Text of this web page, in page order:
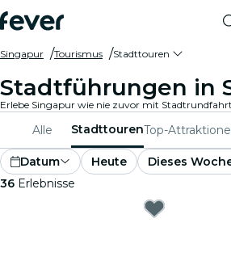
Singapur Tourismus Stadttouren
Stadtführungen in
Alle StadttourenTop-
Datum Heute Dieses
36 Erlebnisse